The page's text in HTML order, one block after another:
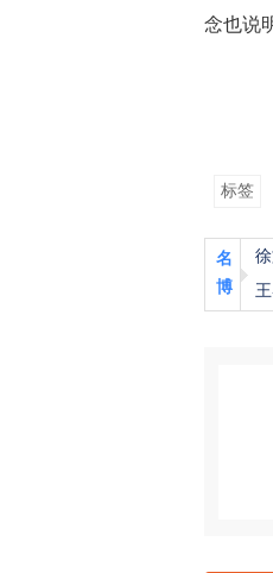
念也说
标签
名
博